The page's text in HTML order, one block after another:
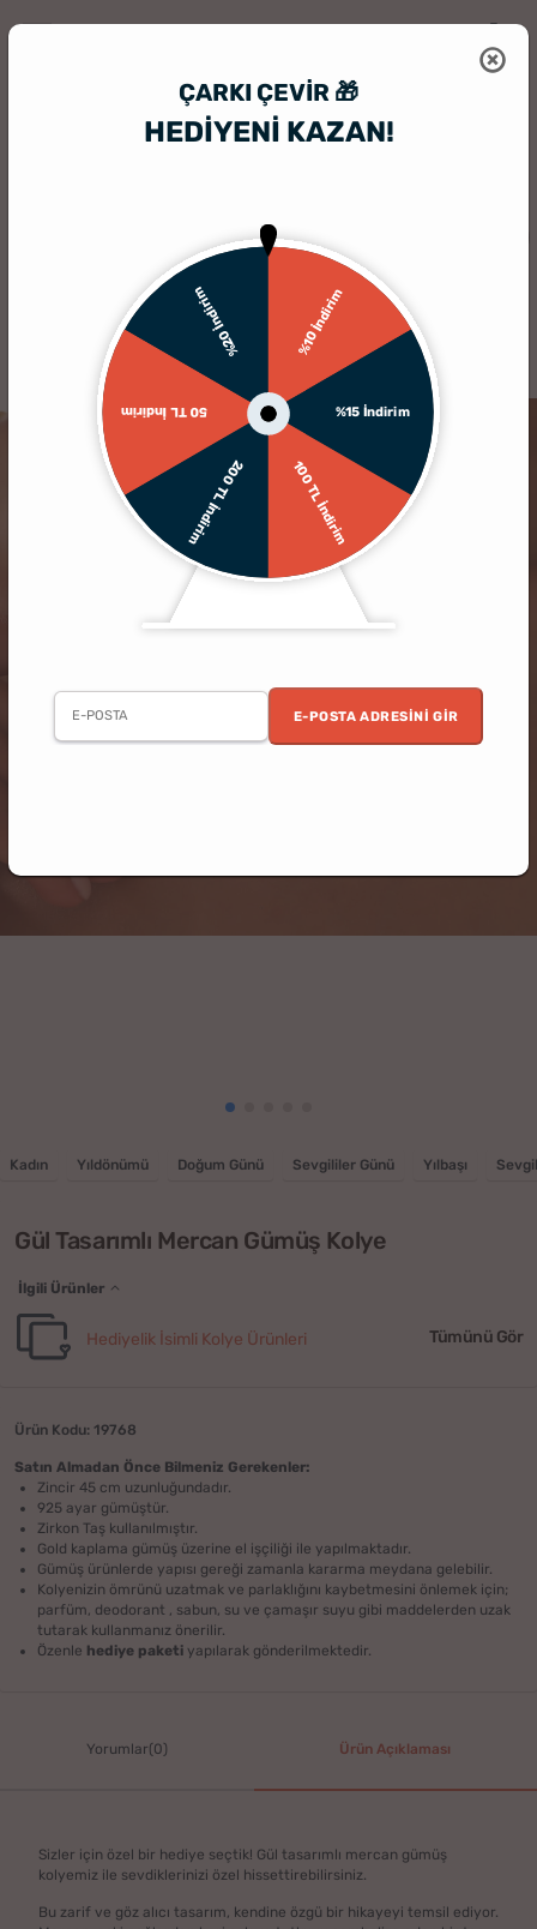
ÇARKI ÇEVIR 🎁
HEDİYENİ KAZAN!
%10 İndirim
%15 İndirim
100 TL İndirim
200 TL İndirim
50 TL İndirim
%20 İndirim
E-POSTA ADRESINI GIR
Kadın Yıldönümü Doğum Günü Sevgililer Günü Yılbaşı
Gül Tasarımlı Mercan Gümüş Kolye
İlgili Ürünler
Hediyelik İsimli Kolye Ürünleri Tümünü Gör
Ürün Kodu: 19768
Satın Almadan Önce Bilmeniz Gerekenler:
Zincir 45 cm uzunluğundadır.
925 ayar gümüştür.
Zirkon Taş kullanılmıştır.
Gold kaplama gümüş üzerine el işçiliği ile yapılmaktadır.
Gümüş ürünlerde yapısı gereği zamanla kararma meydana gelebilir.
Kolyenizin ömrünü uzatmak ve parlaklığını kaybetmesini önlemek için;
parfüm, deodorant , sabun, su ve çamaşır suyu gibi maddelerden uzak
tutarak kullanmanız önerilir.
Özenle hediye paketi yapılarak gönderilmektedir.
Yorumlar(0) Ürün Açıklaması
Sizler için özel bir hediye seçtik! Gül tasarımlı mercan gümüş
kolyemiz ile sevdiklerinizi özel hissettirebilirsiniz.
Bu zarif ve göz alıcı tasarım, kendine özgü bir hikayeyi temsil ediyor.